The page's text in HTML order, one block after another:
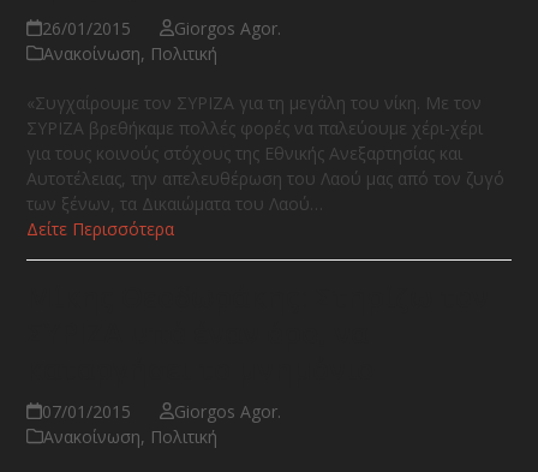
26/01/2015
Giorgos Agor.
Ανακοίνωση, Πολιτική
«Συγχαίρουμε τον ΣΥΡΙΖΑ για τη μεγάλη του νίκη. Με τον
ΣΥΡΙΖΑ βρεθήκαμε πολλές φορές να παλεύουμε χέρι-χέρι
για τους κοινούς στόχους της Εθνικής Ανεξαρτησίας και
Αυτοτέλειας, την απελευθέρωση του Λαού μας από τον ζυγό
των ξένων, τα Δικαιώματα του Λαού…
Δείτε Περισσότερα
07/01/2015
Giorgos Agor.
Ανακοίνωση, Πολιτική